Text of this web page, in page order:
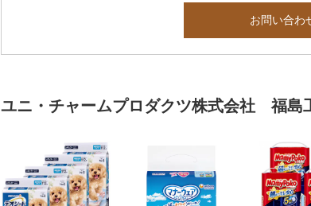
お問い合わ
ユニ・チャームプロダクツ株式会社 福島